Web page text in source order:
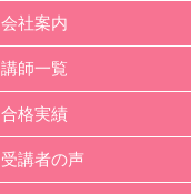
会社案内
講師一覧
合格実績
受講者の声